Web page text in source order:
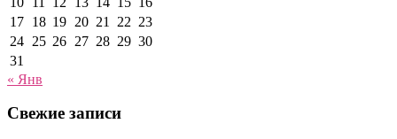
17 18 19 20 21 22 23
24 25 26 27 28 29 30
31
« Янв
Свежие записи